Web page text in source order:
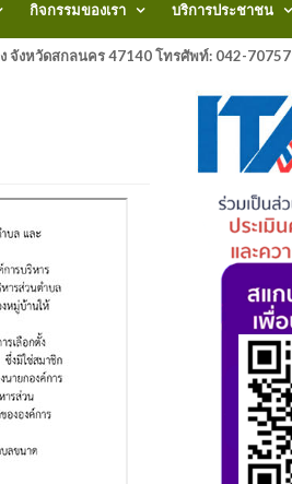
กิจกรรมของเรา บริการประชาชน
จังหวัดสกลนคร 47140 โทรศัพท์: 042-